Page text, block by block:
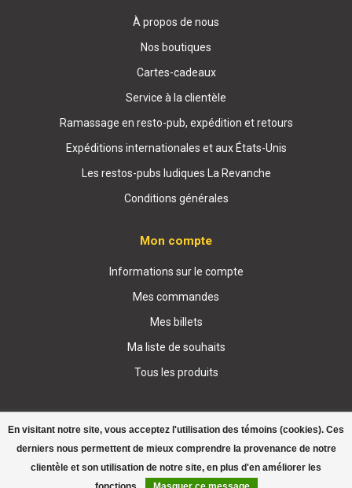
En visitant notre site, vous acceptez l'utilisation des témoins (cookies). Ces
derniers nous permettent de mieux comprendre la provenance de notre
clientèle et son utilisation de notre site, en plus d'en améliorer les
À propos de nous
Nos boutiques
Cartes-cadeaux
Service à la clientèle
Ramassage en resto-pub, expédition et retours
Expéditions internationales et aux États-Unis
Les restos-pubs ludiques La Revanche
Conditions générales
Mon compte
Informations sur le compte
Mes commandes
Mes billets
Ma liste de souhaits
Tous les produits
© Copyright 2026 Boutique La Revanche